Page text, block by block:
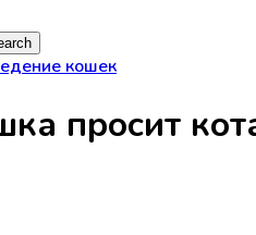
кошек
просит